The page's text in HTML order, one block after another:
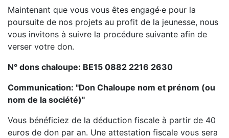
Maintenant que vous vous êtes engagé·e pour la
poursuite de nos projets au profit de la jeunesse, nous
vous invitons à suivre la procédure suivante afin de
verser votre don.
N° dons chaloupe: BE15 0882 2216 2630
Communication: "Don Chaloupe nom et prénom (ou
nom de la société)"
Vous bénéficiez de la déduction fiscale à partir de 40
euros de don par an. Une attestation fiscale vous sera